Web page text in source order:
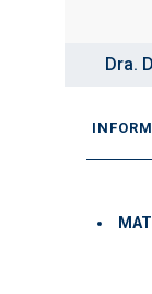
Dra.